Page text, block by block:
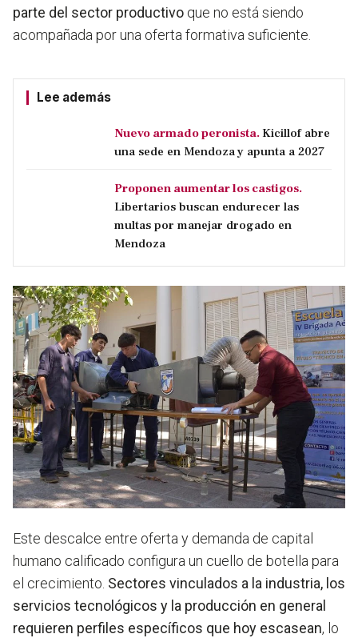
parte del sector productivo que no está siendo
acompañada por una oferta formativa suficiente.
Lee además
Nuevo armado peronista. Kicillof abre
una sede en Mendoza y apunta a 2027
Proponen aumentar los castigos.
Libertarios buscan endurecer las
multas por manejar drogado en
Mendoza
Este descalce entre oferta y demanda de capital
humano calificado configura un cuello de botella para
el crecimiento. Sectores vinculados a la industria, los
servicios tecnológicos y la producción en general
requieren perfiles específicos que hoy escasean, lo